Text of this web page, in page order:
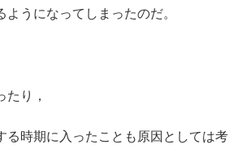
ようになってしまったのだ。
たり，
る時期に入ったことも原因としては考